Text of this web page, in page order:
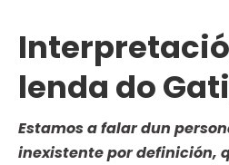
lenda do
Estamos a falar dun
inexistente por definición,